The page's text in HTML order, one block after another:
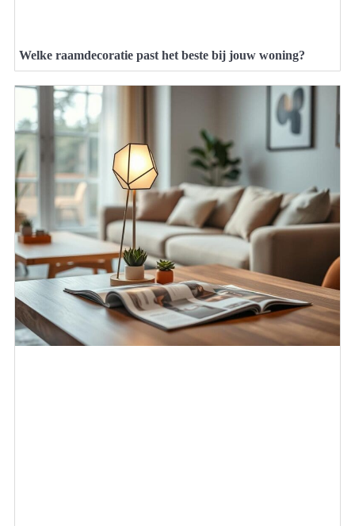
Welke raamdecoratie past het beste bij jouw woning?